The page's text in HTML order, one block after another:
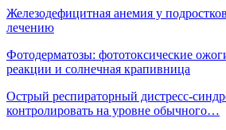
Железодефицитная анемия у
лечению
Фотодерматозы: фототоксические
реакции и солнечная крапивница
Острый респираторный дистресс-
контролировать на уровне обычного…